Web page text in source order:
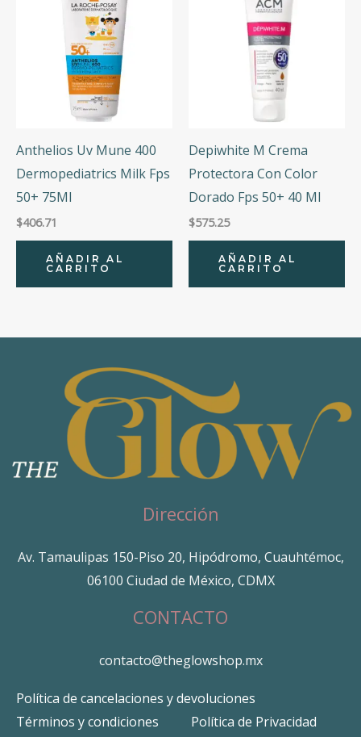
Anthelios Uv Mune 400
Dermopediatrics Milk Fps
50+ 75Ml
$406.71
AÑADIR AL
CARRITO
Depiwhite M Crema
Protectora Con Color
Dorado Fps 50+ 40 Ml
$575.25
AÑADIR AL
CARRITO
Dirección
Av. Tamaulipas 150-Piso 20, Hipódromo, Cuauhtémoc,
06100 Ciudad de México, CDMX
CONTACTO
contacto@theglowshop.mx
Política de cancelaciones y devoluciones
Términos y condiciones
Política de Privacidad